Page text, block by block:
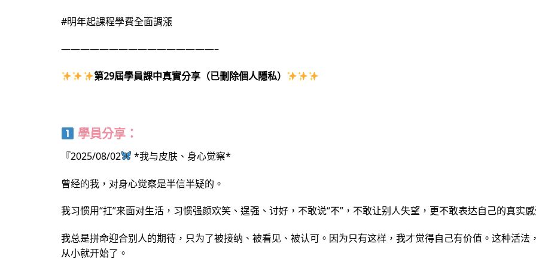
#明年起課程學費全面調漲
————————————————–
第29屆學員課中真實分享（已刪除個人隱私）
學員分享：
『2025/08/02 *我与皮肤、身心觉察*
曾经的我，对身心觉察是半信半疑的。
我习惯用“扛”来面对生活，习惯强颜欢笑、逞强、讨好，不敢说“不”，不敢让别人失望，更不敢表达自己的真实感
我总是拼命迎合别人的期待，只为了被接纳、被看见、被认可。因为只有这样，我才觉得自己有价值。这种活法
从小就开始了。